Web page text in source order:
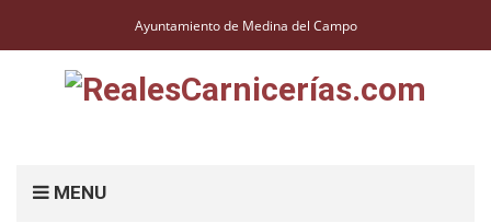
Ayuntamiento de Medina del Campo
MENU